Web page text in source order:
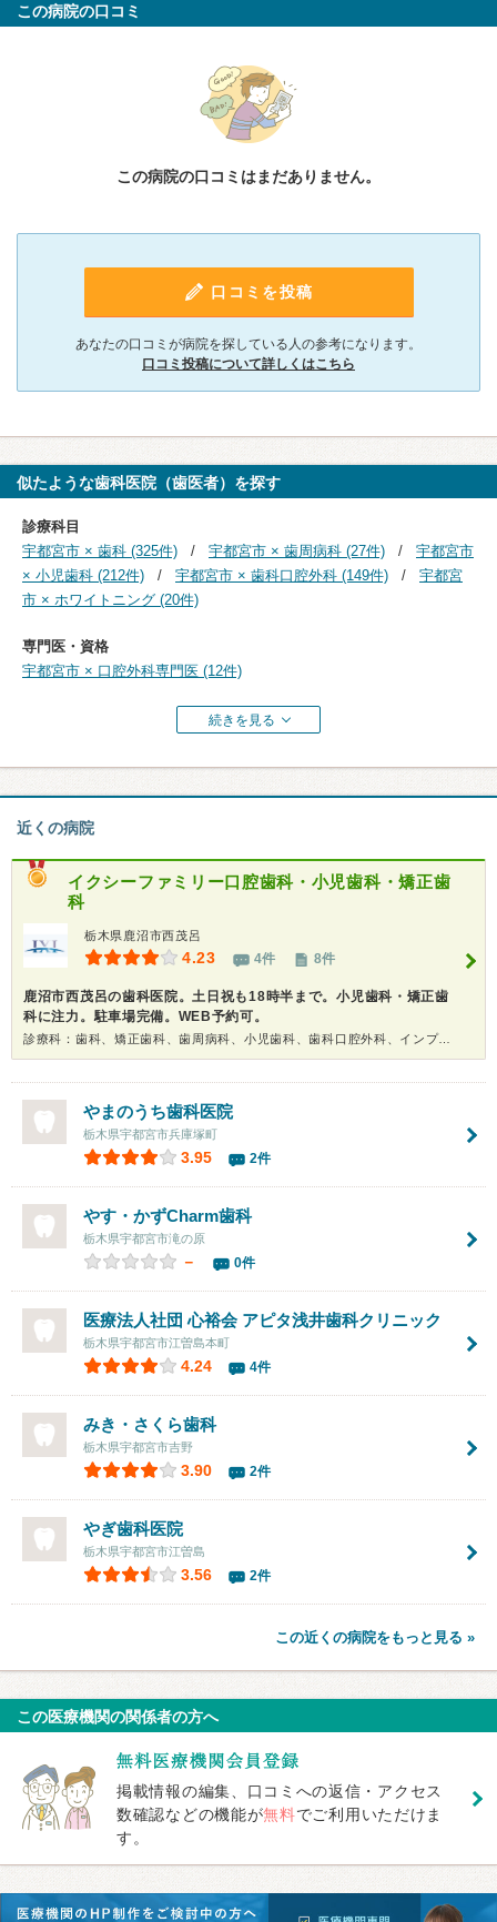
この病院の口コミ
この病院の口コミはまだありません。
口コミを投稿
あなたの口コミが病院を探している人の参考になります。
口コミ投稿について詳しくはこちら
似たような歯科医院（歯医者）を探す
診療科目
宇都宮市 × 歯科 (325件)
宇都宮市 × 歯周病科 (27件)
宇都宮市
× 小児歯科 (212件)
宇都宮市 × 歯科口腔外科 (149件)
宇都宮
市 × ホワイトニング (20件)
専門医・資格
宇都宮市 × 口腔外科専門医 (12件)
続きを見る
近くの病院
イクシーファミリー口腔歯科・小児歯科・矯正歯
科
栃木県鹿沼市西茂呂
4.23 4件 8件
鹿沼市西茂呂の歯科医院。土日祝も18時半まで。小児歯科・矯正歯
科に注力。駐車場完備。WEB予約可。
診療科：歯科、矯正歯科、歯周病科、小児歯科、歯科口腔外科、インプラント、ホワイトニング
やまのうち歯科医院
栃木県宇都宮市兵庫塚町
3.95 2件
やす・かずCharm歯科
栃木県宇都宮市滝の原
－ 0件
医療法人社団 心裕会 アピタ浅井歯科クリニック
栃木県宇都宮市江曽島本町
4.24 4件
みき・さくら歯科
栃木県宇都宮市吉野
3.90 2件
やぎ歯科医院
栃木県宇都宮市江曽島
3.56 2件
この近くの病院をもっと見る »
この医療機関の関係者の方へ
掲載情報の編集、口コミへの返信・アクセス
数確認などの機能が無料でご利用いただけま
す。